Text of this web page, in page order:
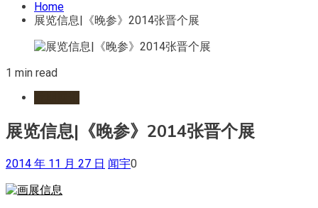
Home
展览信息|《晚参》2014张晋个展
1 min read
展览信息|《晚参》2014张晋个展
2014 年 11 月 27 日 闻宇0